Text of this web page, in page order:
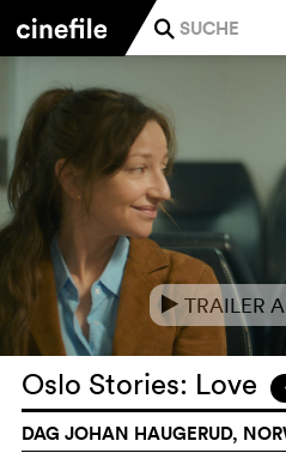
j
e TRAILER
Oslo Stories: Love
DAG JOHAN HAUGERUD,